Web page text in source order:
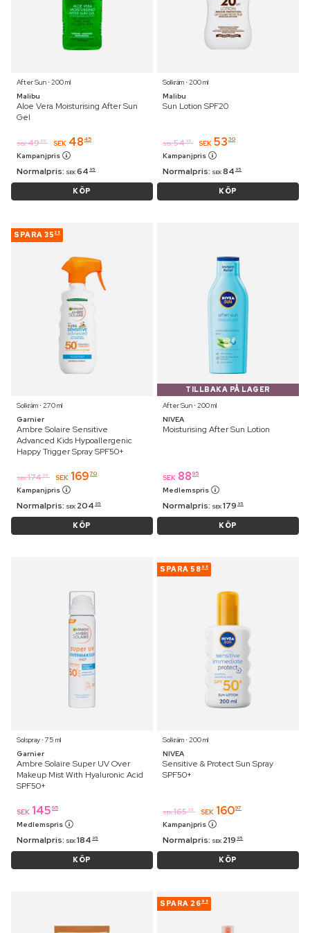
After Sun ⋅ 200 ml
Malibu
Aloe Vera Moisturising After Sun
Gel
SEK 49 95 SEK 48 45
Kampanjpris
Normalpris: SEK 64 95
KÖP
Solkräm ⋅ 200 ml
Malibu
Sun Lotion SPF20
SEK 54 95 SEK 53 30
Kampanjpris
Normalpris: SEK 84 95
KÖP
SPARA 35 25
Solkräm ⋅ 270 ml
Garnier
Ambre Solaire Sensitive
Advanced Kids Hypoallergenic
Happy Trigger Spray SPF50+
SEK 174 95 SEK 169 70
Kampanjpris
Normalpris: SEK 204 95
KÖP
TILLBAKA PÅ LAGER
After Sun ⋅ 200 ml
NIVEA
Moisturising After Sun Lotion
SEK 88 95
Medlemspris
Normalpris: SEK 179 95
KÖP
Solspray ⋅ 75 ml
Garnier
Ambre Solaire Super UV Over
Makeup Mist With Hyaluronic Acid
SPF50+
SEK 145 95
Medlemspris
Normalpris: SEK 184 95
KÖP
SPARA 58 98
Solkräm ⋅ 200 ml
NIVEA
Sensitive & Protect Sun Spray
SPF50+
SEK 165 95 SEK 16097
Kampanjpris
Normalpris: SEK 219 95
KÖP
SPARA 26 95